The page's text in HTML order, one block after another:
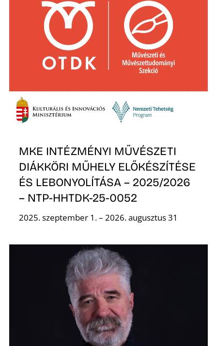
MKE INTÉZMÉNYI MŰVÉSZETI
DIÁKKÖRI MŰHELY ELŐKÉSZÍTÉSE
ÉS LEBONYOLÍTÁSA – 2025/2026
– NTP-HHTDK-25-0052
2025. szeptember 1. – 2026. augusztus 31